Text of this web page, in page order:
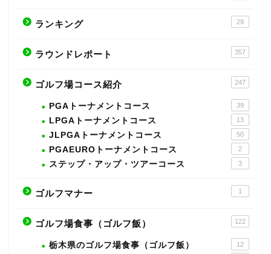
ランキング 29
ラウンドレポート 357
ゴルフ場コース紹介 247
PGAトーナメントコース 39
LPGAトーナメントコース 13
JLPGAトーナメントコース 50
PGAEUROトーナメントコース 2
ステップ・アップ・ツアーコース 3
ゴルフマナー 1
ゴルフ場食事（ゴルフ飯） 122
栃木県のゴルフ場食事（ゴルフ飯） 12